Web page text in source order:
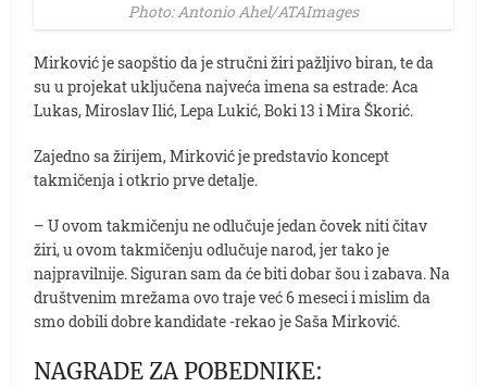
Photo: Antonio Ahel/ATAImages
Mirković je saopštio da je stručni žiri pažljivo biran, te da
su u projekat uključena najveća imena sa estrade: Aca
Lukas, Miroslav Ilić, Lepa Lukić, Boki 13 i Mira Škorić.
Zajedno sa žirijem, Mirković je predstavio koncept
takmičenja i otkrio prve detalje.
– U ovom takmičenju ne odlučuje jedan čovek niti čitav
žiri, u ovom takmičenju odlučuje narod, jer tako je
najpravilnije. Siguran sam da će biti dobar šou i zabava. Na
društvenim mrežama ovo traje već 6 meseci i mislim da
smo dobili dobre kandidate -rekao je Saša Mirković.
NAGRADE ZA POBEDNIKE: